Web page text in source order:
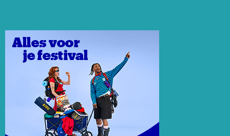
E
S
T
I
N
O
R
M